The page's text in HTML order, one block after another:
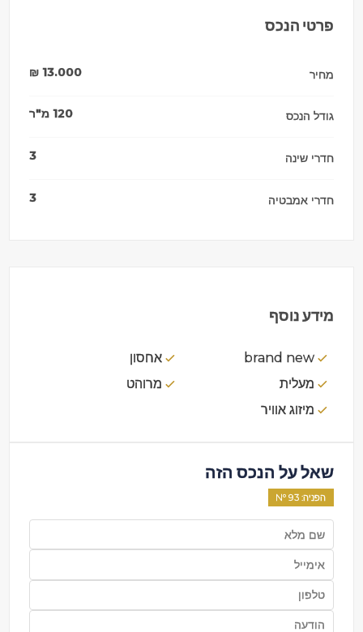
פרטי הנכס
מחיר 13.000
₪
גודל הנכס 120 מ"ר
חדרי שינה 3
חדרי אמבטיה 3
מידע נוסף
brand new
אחסון
מעלית
מרוהט
מיזוג אוויר
שאל על הנכס הזה
הפניה: Nº
93